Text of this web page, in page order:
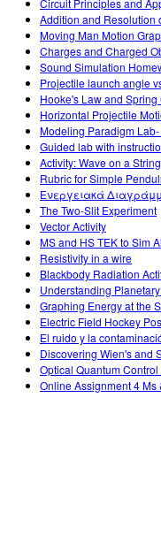
Circuit Principles and
Addition and Resolution
Moving Man Motion
Charges and Charged
Sound Simulation
Projectile launch angle
Hooke's Law and
Horizontal Projectile
Modeling Paradigm
Guided lab with
Activity: Wave on a String
Rubric for Simple
Ενεργειακά
The Two-Slit Experiment
Vector Activity
MS and HS TEK to Sim
Resistivity in a wire
Blackbody Radiation
Understanding
Graphing Energy at the
Electric Field Hockey
El ruido y la
Discovering Wien's and
Optical Quantum
Online Assignment 4 Ms